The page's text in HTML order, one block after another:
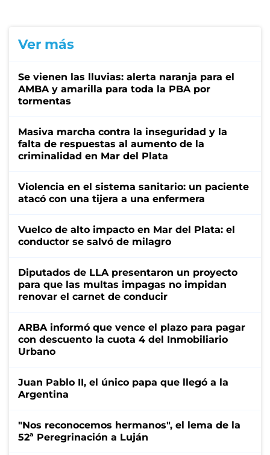
Ver más
Se vienen las lluvias: alerta naranja para el
AMBA y amarilla para toda la PBA por
tormentas
Masiva marcha contra la inseguridad y la
falta de respuestas al aumento de la
criminalidad en Mar del Plata
Violencia en el sistema sanitario: un paciente
atacó con una tijera a una enfermera
Vuelco de alto impacto en Mar del Plata: el
conductor se salvó de milagro
Diputados de LLA presentaron un proyecto
para que las multas impagas no impidan
renovar el carnet de conducir
ARBA informó que vence el plazo para pagar
con descuento la cuota 4 del Inmobiliario
Urbano
Juan Pablo II, el único papa que llegó a la
Argentina
"Nos reconocemos hermanos", el lema de la
52ª Peregrinación a Luján